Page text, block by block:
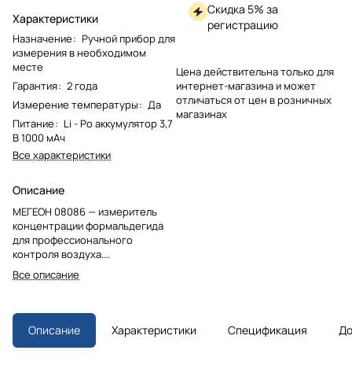
Характеристики
Назначение: Ручной прибор для
измерения в необходимом
месте
Гарантия: 2 года
Измерение температуры: Да
Питание: Li - Po аккумулятор 3,7
В 1000 мАч
Все характеристики
Описание
МЕГЕОН 08086 — измеритель
концентрации формальдегида
для профессионального
контроля воздуха.
Высокоточный
электрохимический датчик
анализ в диапазоне 0–5 ppm с
разрешением 0,01 ppm. Оснащен
визуальной и звуковой
Все описание
Скидка 5% за
регистрацию
Цена действительна только для
интернет-магазина и может
отличаться от цен в розничных
магазинах
Описание Характеристики Спецификация